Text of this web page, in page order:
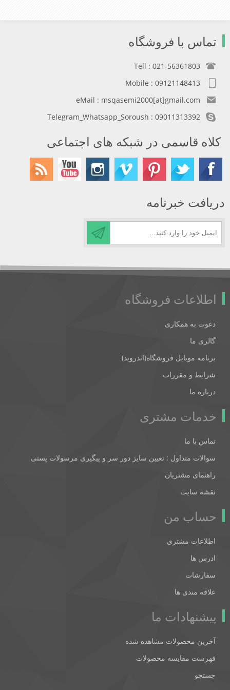
تماس با فروشگاه
Tell : 021-56361803
Mobile : 09121148413
eMail : msqasemi2000[at]gmail.com
Telegram_Whatsapp_Soroush : 09011313392
کلاه قاسمی در شبکه های اجتماعی
دریافت خبرنامه
اطلاعات فروشگاه
دعوت به همکاری
گالری ما
برنامه موبایل فروشگاه(اندروید)
شرایط و مقررات
درباره ما
خدمات مشتری
تماس با ما
سوالات متداول : تعیین سایز دور سر و پیگیری مرسولات پستی
راهنمای مشتریان
نقشه سایت
حساب من
اطلاعات مشتری
ادرس ها
سفارشات
علاقه مندی ها
پیشنهادات ما
آخرین محصولات مشاهده شده
فهرست مقایسه محصولات
جستجو